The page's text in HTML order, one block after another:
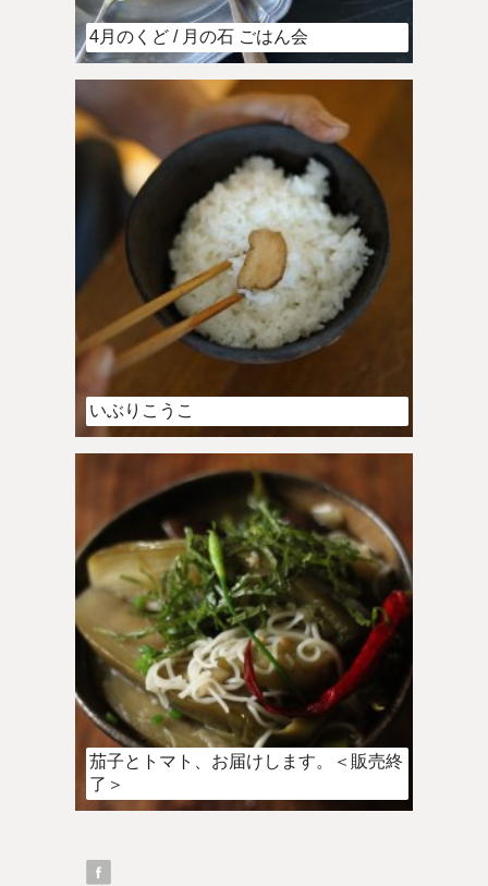
4月のくど / 月の石 ごはん会
いぶりこうこ
茄子とトマト、お届けします。＜販売終
了＞